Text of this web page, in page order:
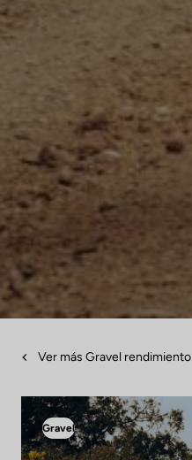
Ver más Gravel rendimiento
Gravel